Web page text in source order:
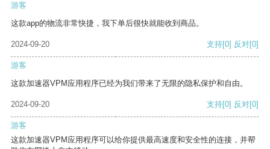
游客
这款app的物流非常快捷，我下单后很快就能收到商品。
2024-09-20 支持[0] 反对[0]
游客
这款加速器VPM应用程序已经为我们带来了无限的隐私保护和自由。
2024-09-20 支持[0] 反对[0]
游客
这款加速器VPM应用程序可以给你提供最高速度和安全性的连接，并帮